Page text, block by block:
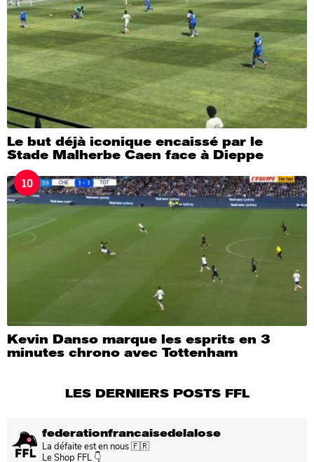
Le but déjà iconique encaissé par le
Stade Malherbe Caen face à Dieppe
10
Kevin Danso marque les esprits en 3
minutes chrono avec Tottenham
LES DERNIERS POSTS FFL
federationfrancaisedelalose
La défaite est en nous 🇫🇷
Le Shop FFL 👇